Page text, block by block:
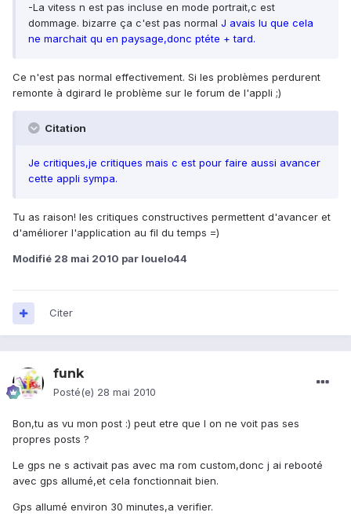
-La vitess n est pas incluse en mode portrait,c est
dommage. bizarre ça c'est pas normal J avais lu que cela
ne marchait qu en paysage,donc ptéte + tard.
Ce n'est pas normal effectivement. Si les problèmes perdurent
remonte à dgirard le problème sur le forum de l'appli ;)
Citation
Je critiques,je critiques mais c est pour faire aussi avancer
cette appli sympa.
Tu as raison! les critiques constructives permettent d'avancer et
d'améliorer l'application au fil du temps =)
Modifié 28 mai 2010 par louelo44
Citer
funk
Posté(e) 28 mai 2010
Bon,tu as vu mon post :) peut etre que l on ne voit pas ses
propres posts ?
Le gps ne s activait pas avec ma rom custom,donc j ai rebooté
avec gps allumé,et cela fonctionnait bien.
Gps allumé environ 30 minutes,a verifier.